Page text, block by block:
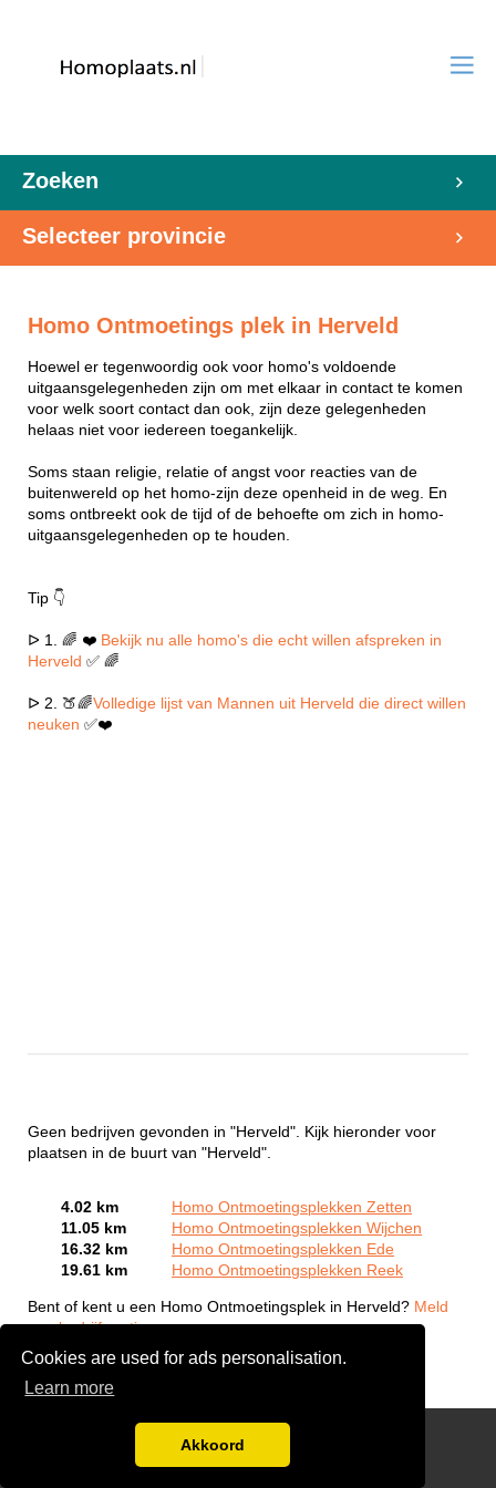
Cookies are used for ads personalisation.
Learn more
Akkoord
Zoeken
Selecteer provincie
Homo Ontmoetings plek in Herveld
Hoewel er tegenwoordig ook voor homo's voldoende
uitgaansgelegenheden zijn om met elkaar in contact te komen
voor welk soort contact dan ook, zijn deze gelegenheden
helaas niet voor iedereen toegankelijk.
Soms staan religie, relatie of angst voor reacties van de
buitenwereld op het homo-zijn deze openheid in de weg. En
soms ontbreekt ook de tijd of de behoefte om zich in homo-
uitgaansgelegenheden op te houden.
Tip 👇
ᐅ 1. 🌈 ❤️ Bekijk nu alle homo's die echt willen afspreken in
Herveld ✅ 🌈
ᐅ 2. 🍑🌈Volledige lijst van Mannen uit Herveld die direct willen
neuken ✅❤️
Geen bedrijven gevonden in "Herveld". Kijk hieronder voor
plaatsen in de buurt van "Herveld".
4.02 km
Homo Ontmoetingsplekken Zetten
11.05 km
Homo Ontmoetingsplekken Wijchen
16.32 km
Homo Ontmoetingsplekken Ede
19.61 km
Homo Ontmoetingsplekken Reek
Bent of kent u een Homo Ontmoetingsplek in Herveld? Meld
een bedrijf gratis aan